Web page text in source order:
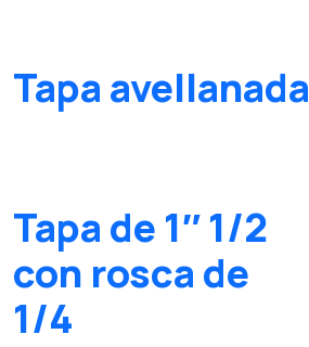
Tapa avellanada
Tapa de 1″ 1/2
con rosca de
1/4